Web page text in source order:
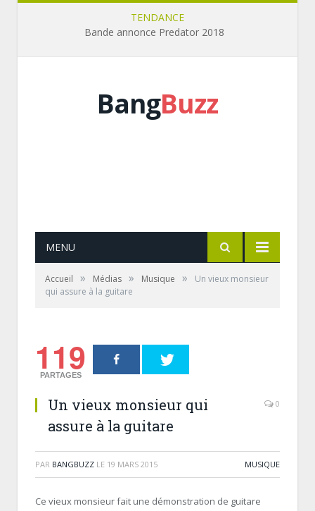
TENDANCE
Bande annonce Predator 2018
BangBuzz
MENU
Accueil » Médias » Musique »
Un vieux monsieur
qui assure à la guitare
119
PARTAGES
Un vieux monsieur qui
assure à la guitare
0
PAR BANGBUZZ LE 19 MARS 2015 MUSIQUE
Ce vieux monsieur fait une démonstration de guitare